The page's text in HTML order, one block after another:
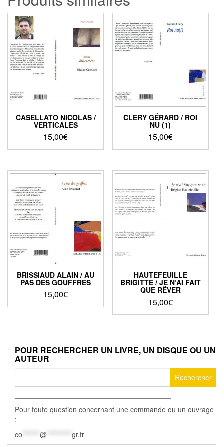
CASELLATO NICOLAS /
VERTICALES
15,00€
CLERY GÉRARD / ROI
NU (1)
15,00€
BRISSIAUD ALAIN / AU
PAS DES GOUFFRES
15,00€
HAUTEFEUILLE
BRIGITTE / JE N’AI FAIT
QUE RÊVER
15,00€
POUR RECHERCHER UN LIVRE, UN DISQUE OU UN
AUTEUR
Pour toute question concernant une commande ou un ouvrage
:
co
@ gr.fr